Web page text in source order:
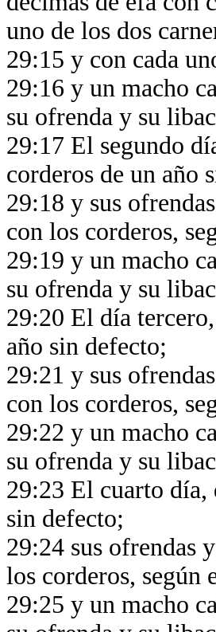
uno de los dos
29:15 y con cada
29:16 y un macho
su ofrenda y su
29:17 El segundo
corderos de un año
29:18 y sus
con los corderos,
29:19 y un macho
su ofrenda y su
29:20 El día
año sin defecto;
29:21 y sus
con los corderos,
29:22 y un macho
su ofrenda y su
29:23 El cuarto día,
sin defecto;
29:24 sus ofrendas
los corderos,
29:25 y un macho